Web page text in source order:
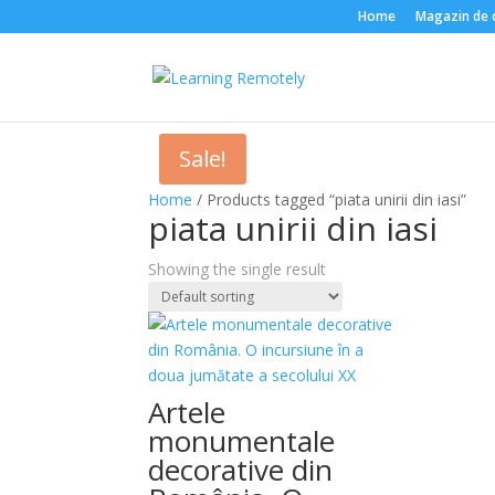
Home Magazin de
Home / Products tagged “piata unirii din iasi”
piata unirii din iasi
Showing the single result
Sale!
Artele
monumentale
decorative din